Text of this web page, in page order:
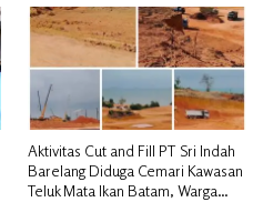
Aktivitas Cut and Fill PT Sri Indah
Barelang Diduga Cemari Kawasan
Teluk Mata Ikan Batam, Warga